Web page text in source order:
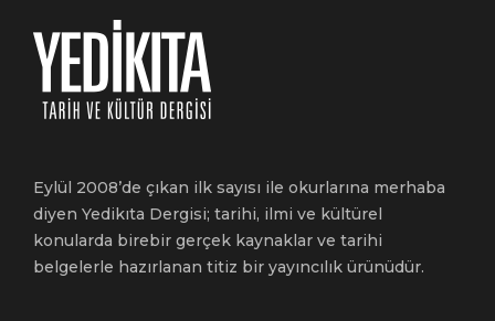
Eylül 2008’de çıkan ilk sayısı ile okurlarına merhaba
diyen Yedikıta Dergisi; tarihi, ilmi ve kültürel
konularda birebir gerçek kaynaklar ve tarihi
belgelerle hazırlanan titiz bir yayıncılık ürünüdür.